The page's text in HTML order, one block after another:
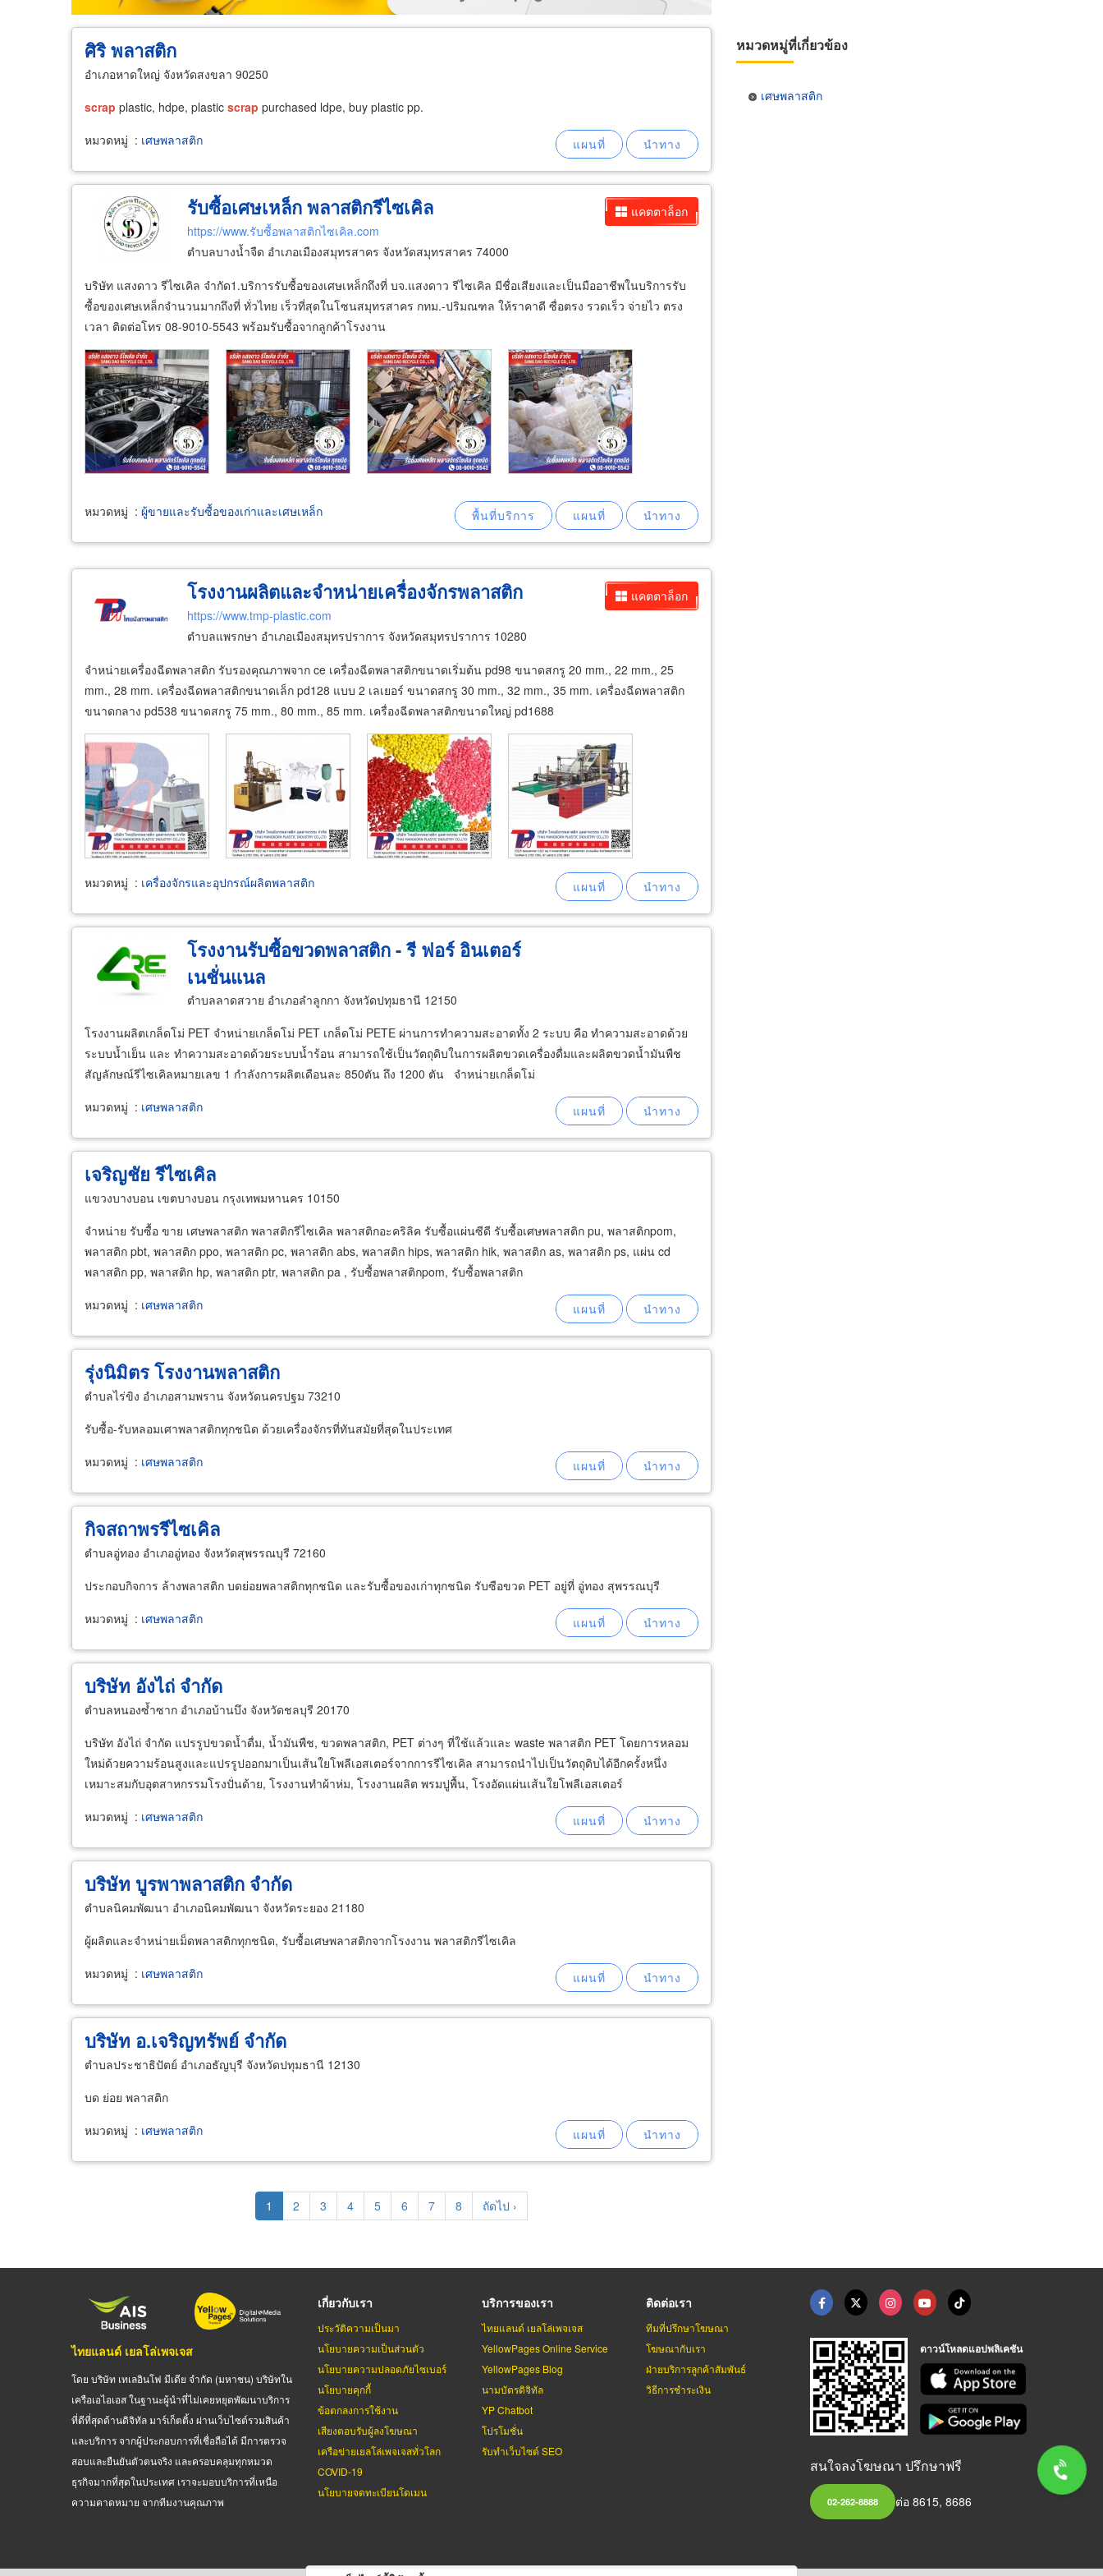
ศิริ พลาสติก
อำเภอหาดใหญ่ จังหวัดสงขลา 90250
scrap plastic, hdpe, plastic scrap purchased ldpe, buy plastic pp.
หมวดหมู่ : เศษพลาสติก
แคตตาล็อก
รับซื้อเศษเหล็ก พลาสติกรีไซเคิล
https://www.รับซื้อพลาสติกไซเคิล.com
ตำบลบางน้ำจืด อำเภอเมืองสมุทรสาคร จังหวัดสมุทรสาคร 74000
บริษัท แสงดาว รีไซเคิล จํากัด ​ 1.บริการรับซื้อของเศษเหล็กถึงที่ บจ.แสงดาว รีไซเคิล มีชื่อเสียงและเป็นมืออาชีพในบริการรับ
ซื้อของเศษเหล็กจำนวนมากถึงที่ ทั่วไทย เร็วที่สุดในโซนสมุทรสาคร กทม.-ปริมณฑล ให้ราคาดี ซื่อตรง รวดเร็ว จ่ายไว ตรง
เวลา ติดต่อโทร 08-9010-5543 พร้อมรับซื้อจากลูกค้าโรงงาน
หมวดหมู่ : ผู้ขายและรับซื้อของเก่าและเศษเหล็ก
แคตตาล็อก
โรงงานผลิตและจำหน่ายเครื่องจักรพลาสติก
https://www.tmp-plastic.com
ตำบลแพรกษา อำเภอเมืองสมุทรปราการ จังหวัดสมุทรปราการ 10280
จำหน่ายเครื่องฉีดพลาสติก รับรองคุณภาพจาก ce เครื่องฉีดพลาสติกขนาดเริ่มต้น pd98 ขนาดสกรู 20 mm., 22 mm., 25
mm., 28 mm. เครื่องฉีดพลาสติกขนาดเล็ก pd128 แบบ 2 เลเยอร์ ขนาดสกรู 30 mm., 32 mm., 35 mm. เครื่องฉีดพลาสติก
ขนาดกลาง pd538 ขนาดสกรู 75 mm., 80 mm., 85 mm. เครื่องฉีดพลาสติกขนาดใหญ่ pd1688
หมวดหมู่ : เครื่องจักรและอุปกรณ์ผลิตพลาสติก
โรงงานรับซื้อขวดพลาสติก - รี ฟอร์ อินเตอร์
เนชั่นแนล
ตำบลลาดสวาย อำเภอลำลูกกา จังหวัดปทุมธานี 12150
โรงงานผลิตเกล็ดโม่ PET จำหน่ายเกล็ดโม่ PET เกล็ดโม่ PETE ผ่านการทำความสะอาดทั้ง 2 ระบบ คือ ทำความสะอาดด้วย
ระบบน้ำเย็น และ ทำความสะอาดด้วยระบบน้ำร้อน สามารถใช้เป็นวัตถุดิบในการผลิตขวดเครื่องดื่มและผลิตขวดน้ำมันพืช
สัญลักษณ์รีไซเคิลหมายเลข 1 กำลังการผลิตเดือนละ 850ตัน ถึง 1200 ตัน จำหน่ายเกล็ดโม่
หมวดหมู่ : เศษพลาสติก
เจริญชัย รีไซเคิล
แขวงบางบอน เขตบางบอน กรุงเทพมหานคร 10150
จำหน่าย รับซื้อ ขาย เศษพลาสติก พลาสติกรีไซเคิล พลาสติกอะคริลิค รับซื้อแผ่นซีดี รับซื้อเศษพลาสติก pu, พลาสติกpom,
พลาสติก pbt, พลาสติก ppo, พลาสติก pc, พลาสติก abs, พลาสติก hips, พลาสติก hik, พลาสติก as, พลาสติก ps, แผ่น cd
พลาสติก pp, พลาสติก hp, พลาสติก ptr, พลาสติก pa , รับซื้อพลาสติกpom, รับซื้อพลาสติก
หมวดหมู่ : เศษพลาสติก
รุ่งนิมิตร โรงงานพลาสติก
ตำบลไร่ขิง อำเภอสามพราน จังหวัดนครปฐม 73210
รับซื้อ-รับหลอมเศาพลาสติกทุกชนิด ด้วยเครื่องจักรที่ทันสมัยที่สุดในประเทศ
หมวดหมู่ : เศษพลาสติก
กิจสถาพรรีไซเคิล
ตำบลอู่ทอง อำเภออู่ทอง จังหวัดสุพรรณบุรี 72160
ประกอบกิจการ ล้างพลาสติก บดย่อยพลาสติกทุกชนิด และรับซื้อของเก่าทุกชนิด รับซือขวด PET อยู่ที่ อู่ทอง สุพรรณบุรี
หมวดหมู่ : เศษพลาสติก
บริษัท อังไถ่ จำกัด
ตำบลหนองซ้ำซาก อำเภอบ้านบึง จังหวัดชลบุรี 20170
บริษัท อังไถ่ จำกัด แปรรูปขวดน้ำดื่ม, น้ำมันพืช, ขวดพลาสติก, PET ต่างๆ ที่ใช้แล้วและ waste พลาสติก PET โดยการหลอม
ใหม่ด้วยความร้อนสูงและแปรรูปออกมาเป็นเส้นใยโพลีเอสเตอร์จากการรีไซเคิล สามารถนำไปเป็นวัตถุดิบได้อีกครั้งหนึ่ง
เหมาะสมกับอุตสาหกรรมโรงปั่นด้าย, โรงงานทำผ้าห่ม, โรงงานผลิต พรมปูพื้น, โรงอัดแผ่นเส้นใยโพลีเอสเตอร์
หมวดหมู่ : เศษพลาสติก
บริษัท บูรพาพลาสติก จำกัด
ตำบลนิคมพัฒนา อำเภอนิคมพัฒนา จังหวัดระยอง 21180
ผู้ผลิตและจำหน่ายเม็ดพลาสติกทุกชนิด, รับซื้อเศษพลาสติกจากโรงงาน พลาสติกรีไซเคิล
หมวดหมู่ : เศษพลาสติก
บริษัท อ.เจริญทรัพย์ จำกัด
ตำบลประชาธิปัตย์ อำเภอธัญบุรี จังหวัดปทุมธานี 12130
บด ย่อย พลาสติก
หมวดหมู่ : เศษพลาสติก
Current
page
1 Page
2 Page
3 Page
4 Page
5 Page
6 Page
7 Page
8
Next
page
ถัดไป ›
หมวดหมู่ที่เกี่ยวข้อง
เศษพลาสติก
ไทยแลนด์ เยลโล่เพจเจส
โดย บริษัท เทเลอินโฟ มีเดีย จำกัด (มหาชน) บริษัทใน
เครือเอไอเอส ในฐานะผู้นำที่ไม่เคยหยุดพัฒนาบริการ
ที่ดีที่สุดด้านดิจิทัล มาร์เก็ตติ้ง ผ่านเว็บไซต์รวมสินค้า
และบริการ จากผู้ประกอบการที่เชื่อถือได้ มีการตรวจ
สอบและยืนยันตัวตนจริง และครอบคลุมทุกหมวด
ธุรกิจมากที่สุดในประเทศ เราจะมอบบริการที่เหนือ
ความคาดหมาย จากทีมงานคุณภาพ
เกี่ยวกับเรา
ประวัติความเป็นมา
นโยบายความเป็นส่วนตัว
นโยบายความปลอดภัยไซเบอร์
นโยบายคุกกี้
ข้อตกลงการใช้งาน
เสียงตอบรับผู้ลงโฆษณา
เครือข่ายเยลโล่เพจเจสทั่วโลก
COVID-19
นโยบายจดทะเบียนโดเมน
บริการของเรา
ไทยแลนด์ เยลโล่เพจเจส
YellowPages Online Service
YellowPages Blog
นามบัตรดิจิทัล
YP Chatbot
โปรโมชั่น
รับทำเว็บไซต์ SEO
ติดต่อเรา
ทีมที่ปรึกษาโฆษณา
โฆษณากับเรา
ฝ่ายบริการลูกค้าสัมพันธ์
วิธีการชำระเงิน
ดาวน์โหลดแอปพลิเคชัน
สนใจลงโฆษณา ปรึกษาฟรี
02-262-8888 ต่อ 8615, 8686